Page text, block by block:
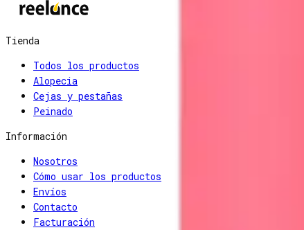
Tienda
Todos los productos
Alopecia
Cejas y pestañas
Peinado
Información
Nosotros
Cómo usar los productos
Envíos
Contacto
Facturación